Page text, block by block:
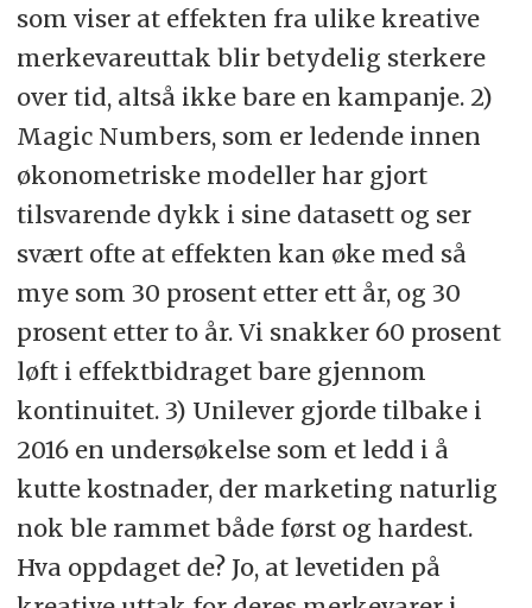
som viser at effekten fra ulike kreative
merkevareuttak blir betydelig sterkere
over tid, altså ikke bare en kampanje. 2)
Magic Numbers, som er ledende innen
økonometriske modeller har gjort
tilsvarende dykk i sine datasett og ser
svært ofte at effekten kan øke med så
mye som 30 prosent etter ett år, og 30
prosent etter to år. Vi snakker 60 prosent
løft i effektbidraget bare gjennom
kontinuitet. 3) Unilever gjorde tilbake i
2016 en undersøkelse som et ledd i å
kutte kostnader, der marketing naturlig
nok ble rammet både først og hardest.
Hva oppdaget de? Jo, at levetiden på